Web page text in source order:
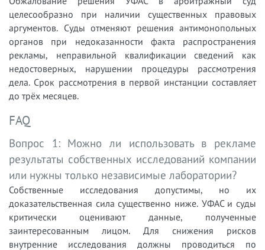
целесообразно при наличии существенных правовых
аргументов. Суды отменяют решения антимонопольных
органов при недоказанности факта распространения
рекламы, неправильной квалификации сведений как
недостоверных, нарушении процедуры рассмотрения
дела. Срок рассмотрения в первой инстанции составляет
до трёх месяцев.
FAQ
Вопрос 1: Можно ли использовать в рекламе
результаты собственных исследований компании
или нужны только независимые лаборатории?
Собственные исследования допустимы, но их
доказательственная сила существенно ниже. УФАС и суды
критически оценивают данные, полученные
заинтересованным лицом. Для снижения рисков
внутренние исследования должны проводиться по